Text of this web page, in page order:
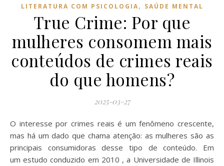
LITERATURA COM PSICOLOGIA, SAÚDE MENTAL
True Crime: Por que
mulheres consomem mais
conteúdos de crimes reais
do que homens?
2025-03-27
O interesse por crimes reais é um fenômeno crescente,
mas há um dado que chama atenção: as mulheres são as
principais consumidoras desse tipo de conteúdo. Em
um estudo conduzido em 2010 , a Universidade de Illinois